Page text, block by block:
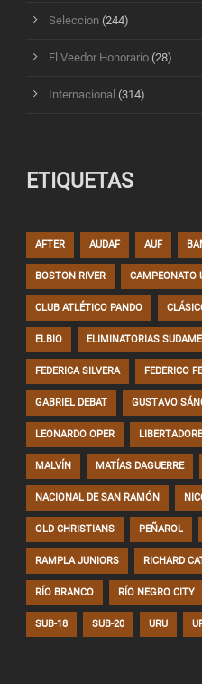
Seleccion (244)
El Veedor Honorario (28)
Internacional (314)
ETIQUETAS
AFTER AUDAF AUF
BOSTON RIVER CAMPEONATO
CLUB ATLÉTICO PANDO
ELBIO ELIMINATORIAS
FEDERICA SILVERA FEDERICO
GABRIEL DEBAT GUSTAVO
LEONARDO OPER
MALVÍN MATÍAS DAGUERRE
NACIONAL DE SAN RAMÓN
OLD CHRISTIANS PEÑAROL
RAMPLA JUNIORS RICHARD
RÍO BRANCO RÍO NEGRO CITY
SUB-18 SUB-20 URU